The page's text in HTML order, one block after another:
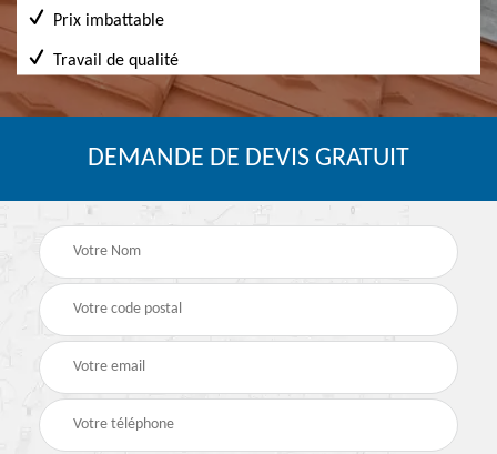
Prix imbattable
Travail de qualité
DEMANDE DE DEVIS GRATUIT